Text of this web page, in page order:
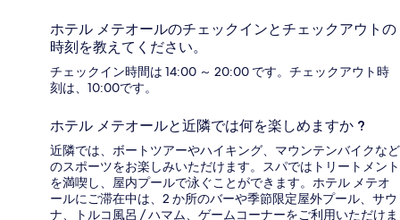
ホテル メテオールのチェックインとチェックアウトの
時刻を教えてください。
チェックイン時間は 14:00 ～ 20:00 です。チェックアウト時
刻は、10:00です。
ホテル メテオールと近隣では何を楽しめますか ?
近隣では、ボートツアーやハイキング、マウンテンバイクなど
のスポーツをお楽しみいただけます。スパではトリートメント
を満喫し、屋内プールで泳ぐことができます。ホテル メテオ
ールにご滞在中は、2 か所のバーや季節限定屋外プール、サウ
ナ、トルコ風呂 / ハマム、ゲームコーナーをご利用いただけま